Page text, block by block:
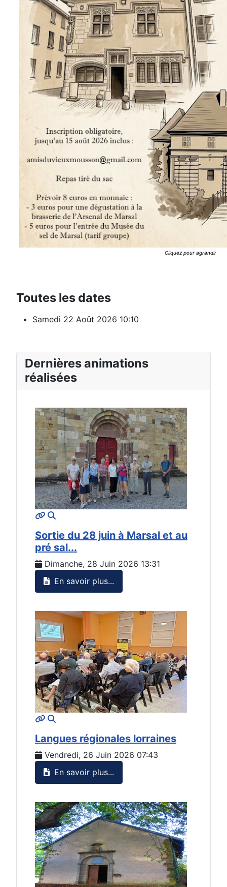
Cliquez pour agrandir
Toutes les dates
Samedi 22 Août 2026 10:10
Dernières animations
réalisées
MOD_JTCS_VIEW_ARTICLE_LINK
Sortie du 28 juin à Marsal et au
pré sal...
Dimanche, 28 Juin 2026 13:31
En savoir plus...
MOD_JTCS_VIEW_ARTICLE_LINK
Langues régionales lorraines
Vendredi, 26 Juin 2026 07:43
En savoir plus...